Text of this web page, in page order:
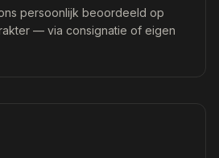
persoonlijk beoordeeld op
— via consignatie of eigen